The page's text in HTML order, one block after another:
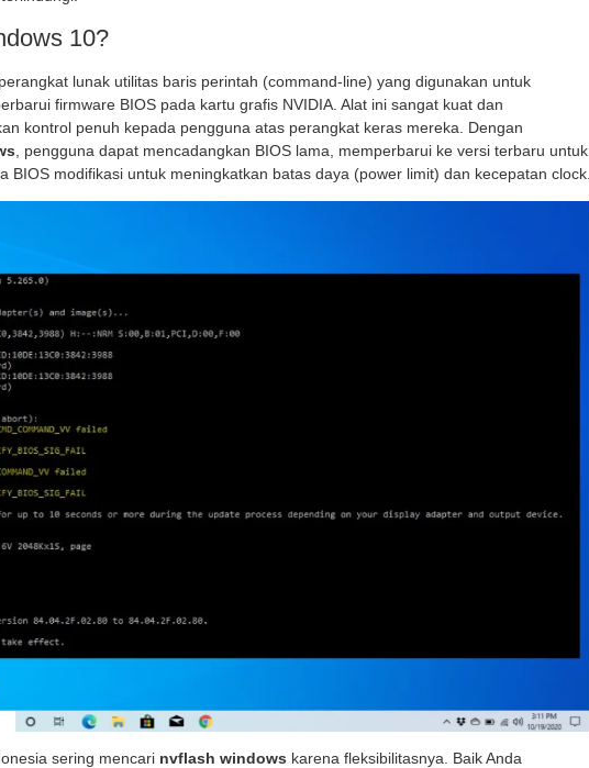
10?
lunak utilitas baris perintah (command-line) yang digunakan untuk
firmware BIOS pada kartu grafis NVIDIA. Alat ini sangat kuat dan
kontrol penuh kepada pengguna atas perangkat keras mereka. Dengan
, pengguna dapat mencadangkan BIOS lama, memperbarui ke versi terbaru untuk
BIOS modifikasi untuk meningkatkan batas daya (power limit) dan kecepatan clock.
sering mencari nvflash windows karena fleksibilitasnya. Baik Anda